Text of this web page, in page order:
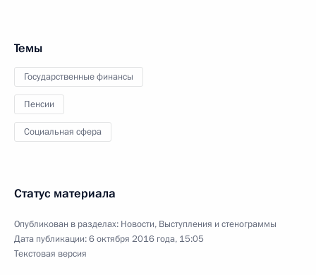
Темы
Государственные финансы
Пенсии
Социальная сфера
Статус материала
Опубликован в разделах: Новости, Выступления и стенограммы
Дата публикации:6 октября 2016 года, 15:05
Текстовая версия